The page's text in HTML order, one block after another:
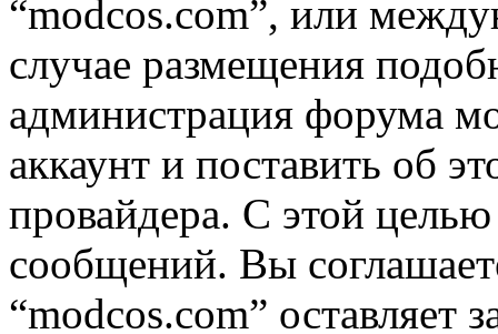
“modcos.com”, или
случае размещения
администрация форума
аккаунт и поставить об
провайдера. С этой
сообщений. Вы
“modcos.com” оставляет